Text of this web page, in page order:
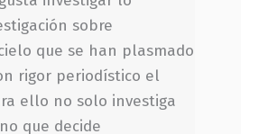
sobre
que se han plasmado
rigor periodístico el
ello no solo investiga
que decide